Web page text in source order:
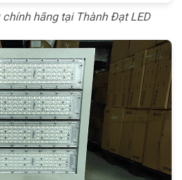
chính hãng tại Thành Đạt LED